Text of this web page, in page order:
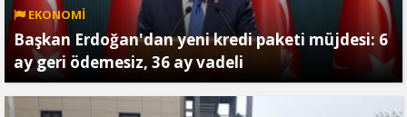
EKONOMİ
Başkan Erdoğan'dan yeni kredi paketi müjdesi: 6
ay geri ödemesiz, 36 ay vadeli